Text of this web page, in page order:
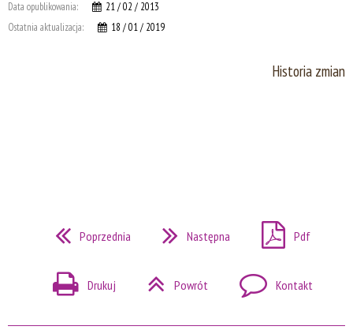
Data opublikowania:
21 / 02 / 2013
Ostatnia aktualizacja:
18 / 01 / 2019
Historia zmian
Poprzednia Następna Pdf
Drukuj Powrót Kontakt